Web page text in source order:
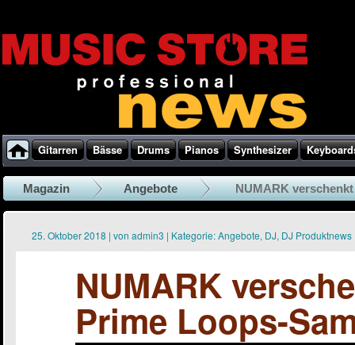
Gitarren Bässe Drums Pianos Synthesizer
Magazin Angebote NUMARK
25. Oktober 2018 | von admin3 | Kategorie:Angebote, DJ, DJ Produktnews
NUMARK
Prime Loops-